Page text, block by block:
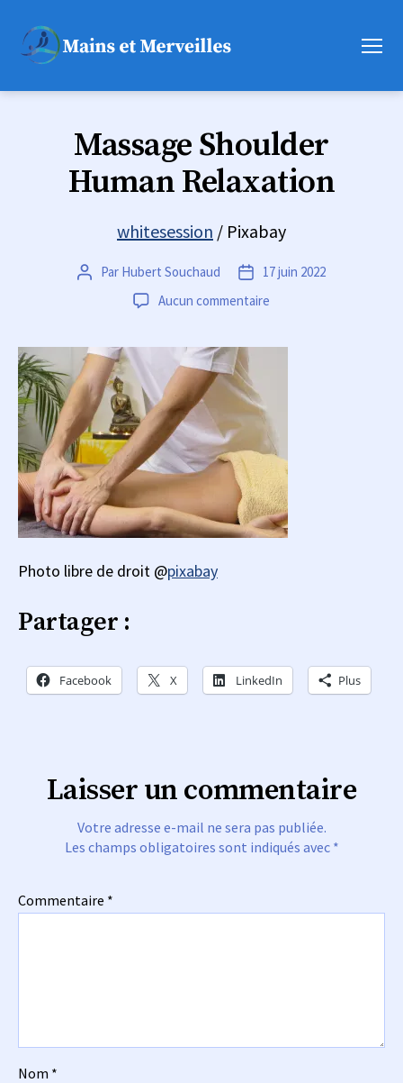
et
Massage Shoulder
Human Relaxation
whitesession / Pixabay
Auteur
Par Hubert Souchaud
Date
de
17 juin 2022
Aucun commentaire
Photo libre de droit @pixabay
Partager :
Facebook X LinkedIn Plus
Laisser un commentaire
Votre adresse e-mail ne sera pas publiée.
Les champs obligatoires sont indiqués avec *
Commentaire *
Nom *